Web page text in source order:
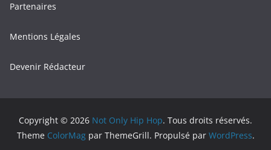
Partenaires
Mentions Légales
Devenir Rédacteur
Copyright © 2026 Not Only Hip Hop. Tous droits réservés.
Theme ColorMagpar ThemeGrill. Propulsé par WordPress.